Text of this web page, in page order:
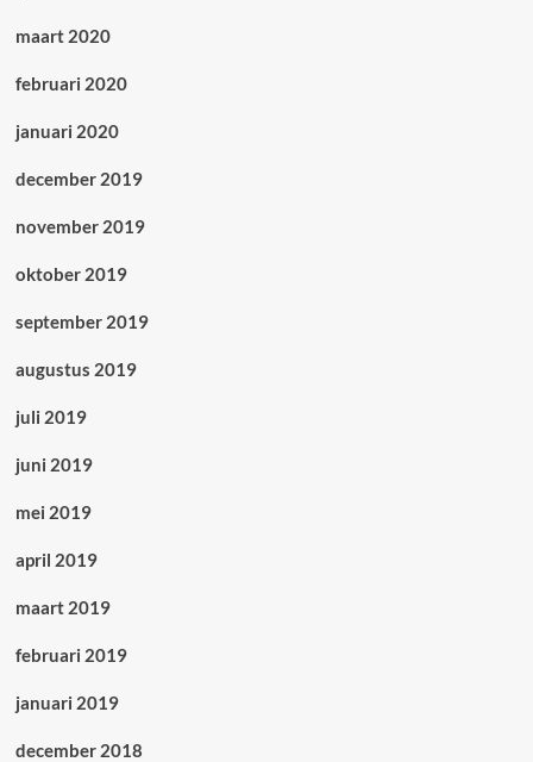
maart 2020
februari 2020
januari 2020
december 2019
november 2019
oktober 2019
september 2019
augustus 2019
juli 2019
juni 2019
mei 2019
april 2019
maart 2019
februari 2019
januari 2019
december 2018